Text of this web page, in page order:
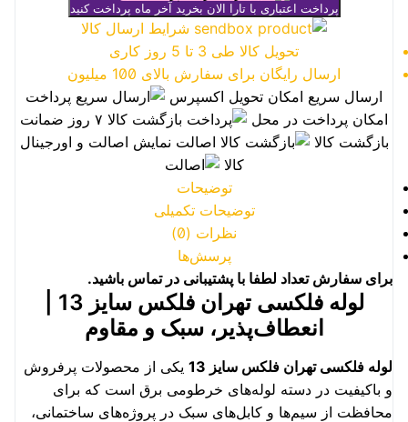
پرداخت اعتباری با تارا الان بخرید آخر ماه پرداخت کنید
شرایط ارسال کالا
تحویل کالا طی 3 تا 5 روز کاری
ارسال رایگان برای سفارش بالای 100 میلیون
ارسال سریع امکان تحویل اکسپرس
پرداخت
امکان پرداخت در محل
بازگشت کالا
۷ روز ضمانت
بازگشت کالا
اصالت نمایش اصالت و اورجینال
کالا
توضیحات
توضیحات تکمیلی
نظرات (0)
پرسش‌ها
برای سفارش تعداد لطفا با پشتیبانی در تماس باشید.
انعطاف‌پذیر، سبک و مقاوم
لوله فلکسی تهران فلکس سایز 13
یکی از محصولات پرفروش
و باکیفیت در دسته لوله‌های خرطومی برق است که برای
محافظت از سیم‌ها و کابل‌های سبک در پروژه‌های ساختمانی،